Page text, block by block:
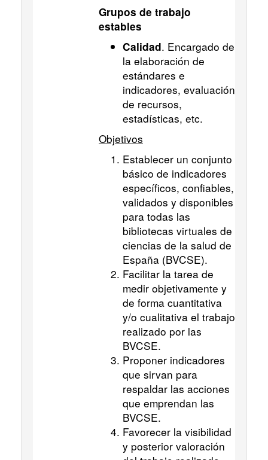
Grupos de trabajo
estables
Calidad. Encargado de
la elaboración de
estándares e
indicadores, evaluación
de recursos,
estadísticas, etc.
Objetivos
Establecer un conjunto
básico de indicadores
específicos, confiables,
validados y disponibles
para todas las
bibliotecas virtuales de
ciencias de la salud de
España (BVCSE).
Facilitar la tarea de
medir objetivamente y
de forma cuantitativa
y/o cualitativa el trabajo
realizado por las
BVCSE.
Proponer indicadores
que sirvan para
respaldar las acciones
que emprendan las
BVCSE.
Favorecer la visibilidad
y posterior valoración